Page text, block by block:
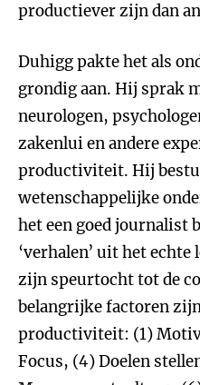
productiever zijn dan
Duhigg pakte het als
grondig aan. Hij sprak
neurologen,
zakenlui en andere
productiviteit. Hij
wetenschappelijke
het een goed journalist
‘verhalen’ uit het
zijn speurtocht tot de
belangrijke factoren
productiviteit: (1)
Focus, (4) Doelen